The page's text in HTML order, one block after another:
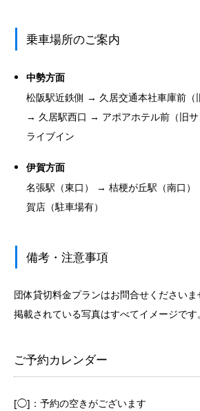
乗車場所のご案内
中勢方面
松阪駅近鉄側 → 久居交通本社車庫前（
→ 久居駅西口 → アポアホテル前（旧
ライブイン
伊賀方面
名張駅（東口） → 桔梗が丘駅（南口
賀店（駐車場有）
備考・注意事項
団体貸切料金プランはお問合せくださいま
掲載されている写真はすべてイメージです。
ご予約カレンダー
[◯]：予約の空きがございます